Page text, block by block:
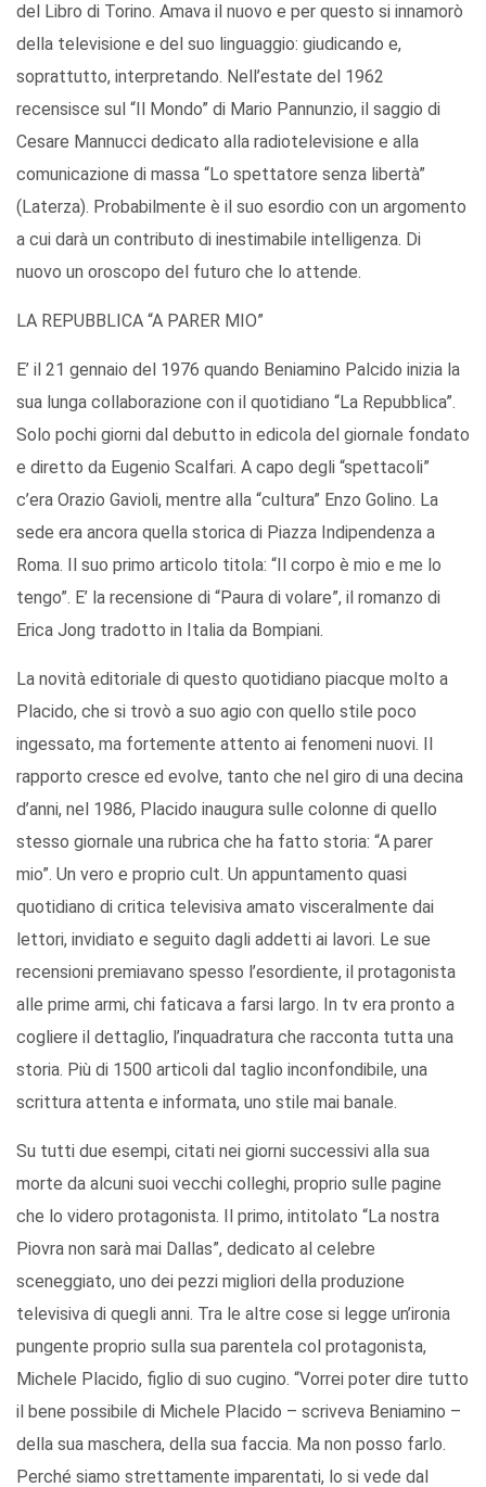
del Libro di Torino. Amava il nuovo e per questo si innamorò
della televisione e del suo linguaggio: giudicando e,
soprattutto, interpretando. Nell’estate del 1962
recensisce sul “Il Mondo” di Mario Pannunzio, il saggio di
Cesare Mannucci dedicato alla radiotelevisione e alla
comunicazione di massa “Lo spettatore senza libertà”
(Laterza). Probabilmente è il suo esordio con un argomento
a cui darà un contributo di inestimabile intelligenza. Di
nuovo un oroscopo del futuro che lo attende.
LA REPUBBLICA “A PARER MIO”
E’ il 21 gennaio del 1976 quando Beniamino Palcido inizia la
sua lunga collaborazione con il quotidiano “La Repubblica”.
Solo pochi giorni dal debutto in edicola del giornale fondato
e diretto da Eugenio Scalfari. A capo degli “spettacoli”
c’era Orazio Gavioli, mentre alla “cultura” Enzo Golino. La
sede era ancora quella storica di Piazza Indipendenza a
Roma. Il suo primo articolo titola: “Il corpo è mio e me lo
tengo”. E’ la recensione di “Paura di volare”, il romanzo di
Erica Jong tradotto in Italia da Bompiani.
La novità editoriale di questo quotidiano piacque molto a
Placido, che si trovò a suo agio con quello stile poco
ingessato, ma fortemente attento ai fenomeni nuovi. Il
rapporto cresce ed evolve, tanto che nel giro di una decina
d’anni, nel 1986, Placido inaugura sulle colonne di quello
stesso giornale una rubrica che ha fatto storia: “A parer
mio”. Un vero e proprio cult. Un appuntamento quasi
quotidiano di critica televisiva amato visceralmente dai
lettori, invidiato e seguito dagli addetti ai lavori. Le sue
recensioni premiavano spesso l’esordiente, il protagonista
alle prime armi, chi faticava a farsi largo. In tv era pronto a
cogliere il dettaglio, l’inquadratura che racconta tutta una
storia. Più di 1500 articoli dal taglio inconfondibile, una
scrittura attenta e informata, uno stile mai banale.
Su tutti due esempi, citati nei giorni successivi alla sua
morte da alcuni suoi vecchi colleghi, proprio sulle pagine
che lo videro protagonista. Il primo, intitolato “La nostra
Piovra non sarà mai Dallas”, dedicato al celebre
sceneggiato, uno dei pezzi migliori della produzione
televisiva di quegli anni. Tra le altre cose si legge un’ironia
pungente proprio sulla sua parentela col protagonista,
Michele Placido, figlio di suo cugino. “Vorrei poter dire tutto
il bene possibile di Michele Placido – scriveva Beniamino –
della sua maschera, della sua faccia. Ma non posso farlo.
Perché siamo strettamente imparentati, lo si vede dal